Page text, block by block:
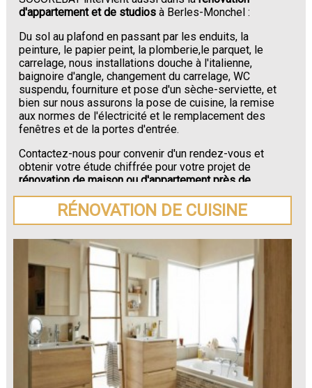
d'appartement et de studios à Berles-Monchel :
Du sol au plafond en passant par les enduits, la
peinture, le papier peint, la plomberie,le parquet, le
carrelage, nous installations douche à l'italienne,
baignoire d'angle, changement du carrelage, WC
suspendu, fourniture et pose d'un sèche-serviette, et
bien sur nous assurons la pose de cuisine, la remise
aux normes de l'électricité et le remplacement des
fenêtres et de la portes d'entrée.
Contactez-nous pour convenir d'un rendez-vous et
obtenir votre étude chiffrée pour votre projet de
rénovation de maison ou d'appartement près de
Berles-Monchel.
RÉNOVATION DE CUISINE